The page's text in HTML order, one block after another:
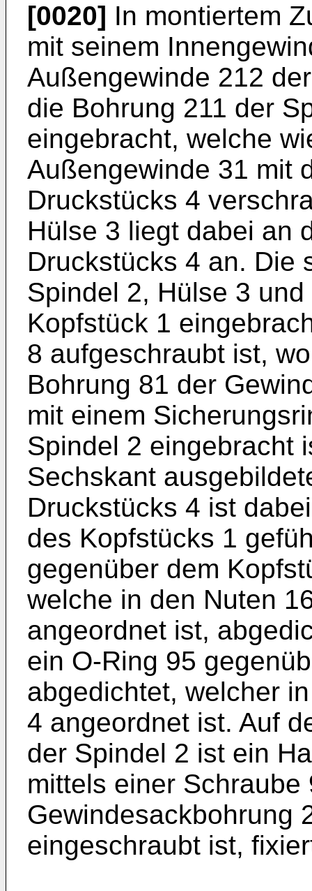
[0020] In montiertem
mit seinem
Außengewinde 212
die Bohrung 211 der
eingebracht, welche
Außengewinde 31 mit
Druckstücks 4
Hülse 3 liegt dabei an
Druckstücks 4 an. Die
Spindel 2, Hülse 3
Kopfstück 1
8 aufgeschraubt ist,
Bohrung 81 der
mit einem
Spindel 2 eingebracht
Sechskant
Druckstücks 4 ist
des Kopfstücks 1
gegenüber dem
welche in den Nuten
angeordnet ist,
ein O-Ring 95
abgedichtet, welcher
4 angeordnet ist. Auf
der Spindel 2 ist ein
mittels einer
Gewindesackbohrung
eingeschraubt ist,